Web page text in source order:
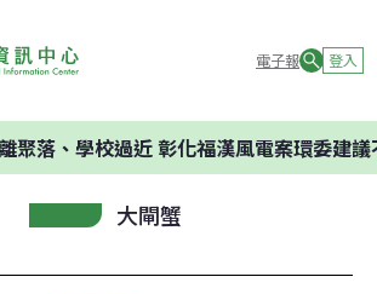
電子報 登入
、學校過近 彰化福漢風電案環委建議不應
大閘蟹